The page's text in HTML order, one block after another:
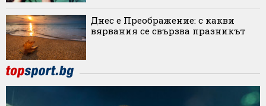
Днес е Преображение: с какви
вярвания се свързва празникът